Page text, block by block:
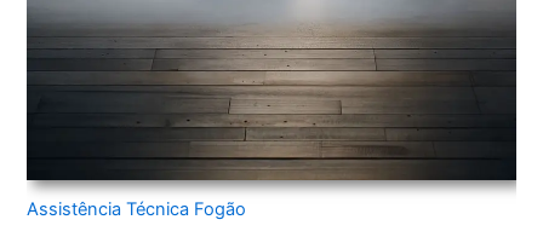
Assistência Técnica Fogão